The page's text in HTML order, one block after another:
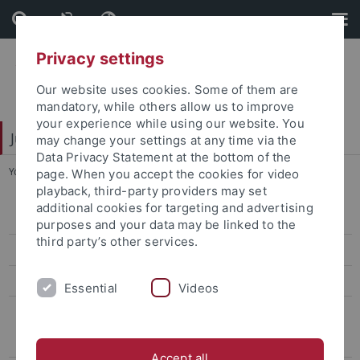
Skip
to
content
Skip
to
footer
Juristische Fakultät
You are here: Startseite ... Schiemann, Gottfried
Lehrstühle Bürgerliches Recht
Lehrstühle Öffentliches Recht
Lehrstühle Strafrecht
Assmann, Heinz-Dieter
Privacy settings
Our website uses cookies. Some of them are
mandatory, while others allow us to improve
your experience while using our website. You
may change your settings at any time via the
Data Privacy Statement at the bottom of the
page. When you accept the cookies for video
playback, third-party providers may set
additional cookies for targeting and advertising
purposes and your data may be linked to the
third party’s other services.
Essential Videos